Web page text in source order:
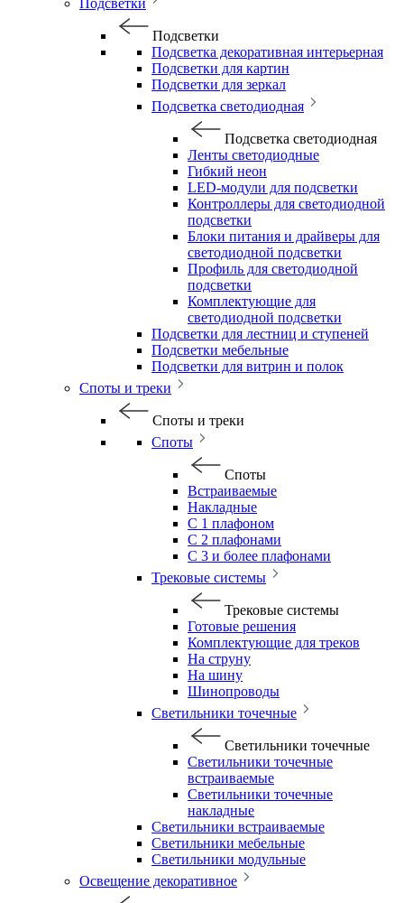
Подсветки
Подсветки
Подсветка декоративная интерьерная
Подсветки для картин
Подсветки для зеркал
Подсветка светодиодная
Подсветка светодиодная
Ленты светодиодные
Гибкий неон
LED-модули для подсветки
Контроллеры для светодиодной
подсветки
Блоки питания и драйверы для
светодиодной подсветки
Профиль для светодиодной
подсветки
Комплектующие для
светодиодной подсветки
Подсветки для лестниц и ступеней
Подсветки мебельные
Подсветки для витрин и полок
Споты и треки
Споты и треки
Споты
Споты
Встраиваемые
Накладные
С 1 плафоном
С 2 плафонами
С 3 и более плафонами
Трековые системы
Трековые системы
Готовые решения
Комплектующие для треков
На струну
На шину
Шинопроводы
Светильники точечные
Светильники точечные
Светильники точечные
встраиваемые
Светильники точечные
накладные
Светильники встраиваемые
Светильники мебельные
Светильники модульные
Освещение декоративное